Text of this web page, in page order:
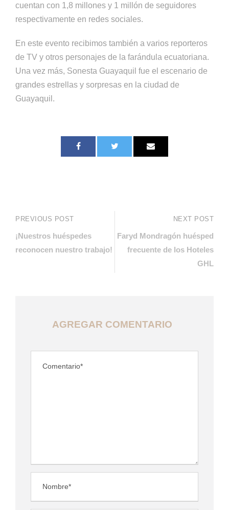
cuentan con 1,8 millones y 1 millón de seguidores
respectivamente en redes sociales.
En este evento recibimos también a varios reporteros
de TV y otros personajes de la farándula ecuatoriana.
Una vez más, Sonesta Guayaquil fue el escenario de
grandes estrellas y sorpresas en la ciudad de
Guayaquil.
PREVIOUS POST
¡Nuestros huéspedes
reconocen nuestro trabajo!
NEXT POST
Faryd Mondragón huésped
frecuente de los Hoteles
GHL
AGREGAR COMENTARIO